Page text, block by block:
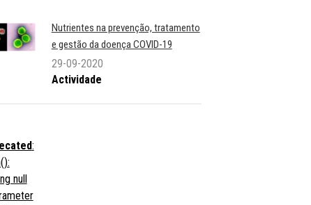
Nutrientes na prevenção, tratamento
e gestão da doença COVID-19
29-09-2020
Actividade
:
null